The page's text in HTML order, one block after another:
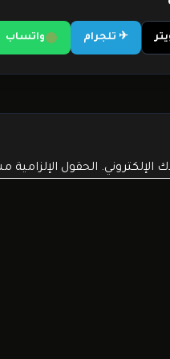
✈ تلجرام واتساب
الإلكتروني. الحقول الإلزامية